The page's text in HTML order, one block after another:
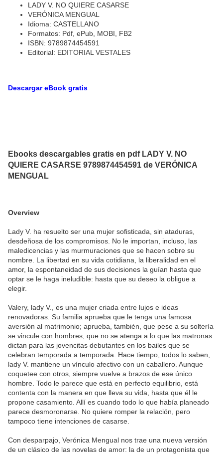
LADY V. NO QUIERE CASARSE
VERÓNICA MENGUAL
Idioma: CASTELLANO
Formatos: Pdf, ePub, MOBI, FB2
ISBN: 9789874454591
Editorial: EDITORIAL VESTALES
Descargar eBook gratis
Ebooks descargables gratis en pdf LADY V. NO
QUIERE CASARSE 9789874454591 de VERÓNICA
MENGUAL
Overview
Lady V. ha resuelto ser una mujer sofisticada, sin ataduras,
desdeñosa de los compromisos. No le importan, incluso, las
maledicencias y las murmuraciones que se hacen sobre su
nombre. La libertad en su vida cotidiana, la liberalidad en el
amor, la espontaneidad de sus decisiones la guían hasta que
optar se le haga ineludible: hasta que su deseo la obligue a
elegir.
Valery, lady V., es una mujer criada entre lujos e ideas
renovadoras. Su familia aprueba que le tenga una famosa
aversión al matrimonio; aprueba, también, que pese a su soltería
se vincule con hombres, que no se atenga a lo que las matronas
dictan para las jovencitas debutantes en los bailes que se
celebran temporada a temporada. Hace tiempo, todos lo saben,
lady V. mantiene un vínculo afectivo con un caballero. Aunque
coquetee con otros, siempre vuelve a brazos de ese único
hombre. Todo le parece que está en perfecto equilibrio, está
contenta con la manera en que lleva su vida, hasta que él le
propone casamiento. Allí es cuando todo lo que había planeado
parece desmoronarse. No quiere romper la relación, pero
tampoco tiene intenciones de casarse.
Con desparpajo, Verónica Mengual nos trae una nueva versión
de un clásico de las novelas de amor: la de un protagonista que